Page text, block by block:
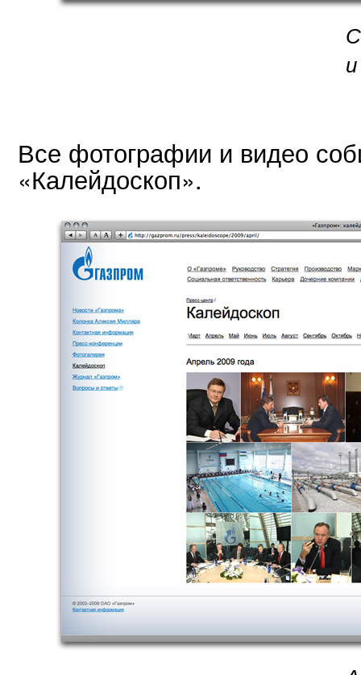
Все фотографии и видео
«Калейдоскоп».